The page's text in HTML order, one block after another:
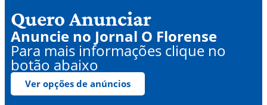
Quero Anunciar
Anuncie no Jornal O Florense
Para mais informações clique no
botão abaixo
Ver opções de anúncios